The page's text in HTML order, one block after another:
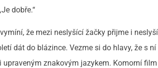
dobře.“
že mezi neslyšící žačky přijme i
dát do blázince. Vezme si do hlavy, že s
znakovým jazykem. Komorní film